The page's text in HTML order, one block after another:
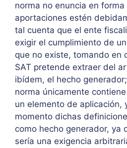
norma no enuncia en
aportaciones estén
tal cuenta que el ente
exigir el cumplimiento de
que no existe, tomando en
SAT pretende extraer del
ibídem, el hecho
norma únicamente
un elemento de aplicación,
momento dichas
como hecho generador, ya
sería una exigencia